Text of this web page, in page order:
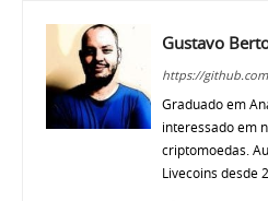
Gustavo
https://
Graduado em
interessado em
criptomoedas.
Livecoins desde